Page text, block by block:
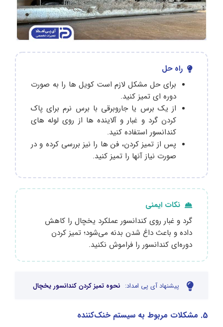
راه حل
برای حل مشکل لازم است کویل ها را به صورت
دوره ای تمیز کنید.
از یک برس یا جاروبرقی با برس نرم برای پاک
کردن گرد و غبار و آلاینده‌ ها از روی لوله‌ های
کندانسور استفاده کنید.
پس از تمیز کردن، فن‌ ها را نیز بررسی کرده و در
صورت نیاز آنها را تمیز کنید.
نکات ایمنی
گرد و غبار روی کندانسور عملکرد یخچال را کاهش
داده و باعث داغ شدن بدنه می‌شود؛ تمیز کردن
دوره‌ای کندانسور را فراموش نکنید.
پیشنهاد آی پی امداد: نحوه تمیز کردن کندانسور یخچال
5. مشکلات مربوط به سیستم خنک‌کننده